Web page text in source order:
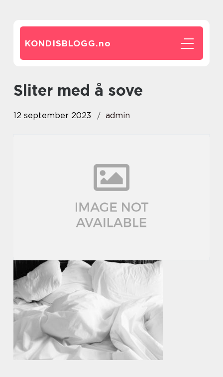
KONDISBLOGG.no
sliter med å sove
12 september 2023 admin